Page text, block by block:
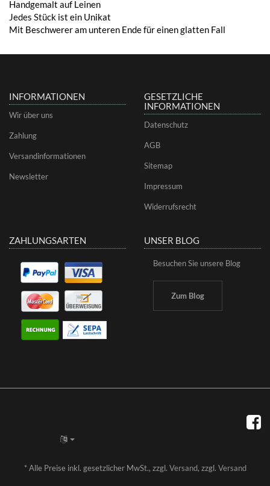
Handgemalt auf Leinen
Jedes Stück ist ein Unikat
Mit Beschwerer am unteren Ende für einen glatten Fall
INFORMATIONEN
Wir über uns
Zahlung
Versandinformationen
Newsletter
GESETZLICHE
INFORMATIONEN
Datenschutz
AGB
Sitemap
Impressum
Widerrufsrecht
ZAHLUNGSARTEN UNSER BLOG
Besuchen Sie unsere Blog
Zum Blog
*Alle Preise inkl. gesetzlicher MwSt., zzgl. Versand, zzgl. Versand